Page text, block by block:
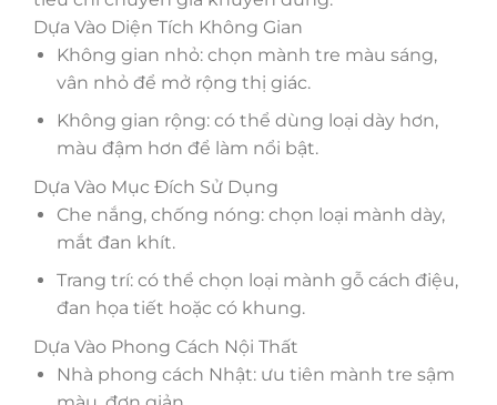
Dựa Vào Diện Tích Không Gian
Không gian nhỏ: chọn mành tre màu sáng,
vân nhỏ để mở rộng thị giác.
Không gian rộng: có thể dùng loại dày hơn,
màu đậm hơn để làm nổi bật.
Dựa Vào Mục Đích Sử Dụng
Che nắng, chống nóng: chọn loại mành dày,
mắt đan khít.
Trang trí: có thể chọn loại mành gỗ cách điệu,
đan họa tiết hoặc có khung.
Dựa Vào Phong Cách Nội Thất
Nhà phong cách Nhật: ưu tiên mành tre sậm